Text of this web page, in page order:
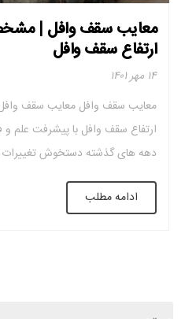
معایب سقف وافل |
ارتفاع سقف وافل
۱۴ مهر ۱۴۰۱
معایب سقف وافل معایب سقف
ارتفاع سقف وافل با پیشرفت علم و
دهه های گذشته دستخوش
تکنیک ها و مصالح مدرن برای
سازه ، کاهش هزینه ها و غیره
ادامه مطلب